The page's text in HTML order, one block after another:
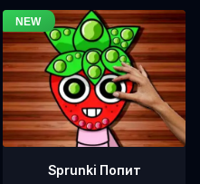
Sprunki Попит